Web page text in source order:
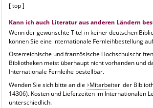
[ top ]
Kann ich auch Literatur aus anderen Ländern
Wenn der gewünschte Titel in keiner deutschen
können Sie eine internationale Fernleihbestellung
Österreichische und französische
Bibliotheken meist überhaupt nicht vorhanden und
Internationale Fernleihe bestellbar.
Wenden Sie sich bitte an die
Mitarbeiter der
14306). Kosten und Lieferzeiten im Internationalen
unterschiedlich.